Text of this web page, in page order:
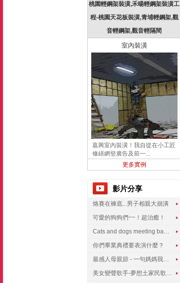
桃園輕鋼架裝潢,禾暘輕鋼架裝潢工
程-桃園天花板裝潢,青埔輕鋼架,觀
音輕鋼架,觀音輕隔間
室內裝潢
嘉興室內裝潢！我自從在小工匠
修繕網登廣告及前一...
更多實例
影片分享
烙賽在褲底...男子相親大崩潰
可愛的狗狗們~~！超治癒！
Cats and dogs meeting babies for the first time
你們畢業典禮要表演什麼？
最感人母親節 - 一句媽媽我愛你
美女變聲歌手-夢想土家民歌傳遍世界